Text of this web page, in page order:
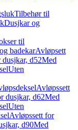
Tilbehør til
Dusjkar og
til
badekarAvløpsett
d52Med
Uten
Avløpssett
dusjkar, d62Med
Uten
Avløpssett for
d90Med